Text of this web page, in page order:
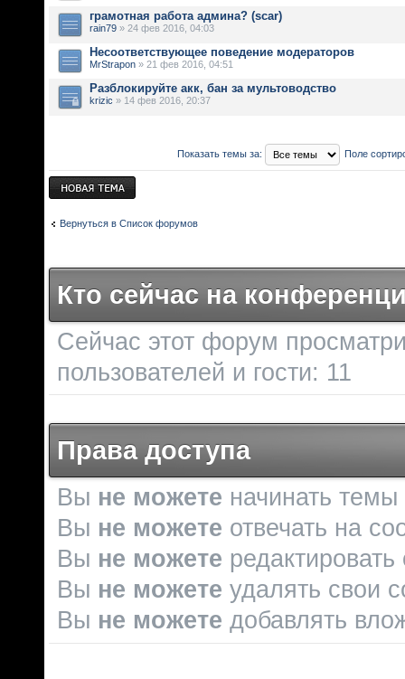
грамотная работа админа? (scar)
rain79 » 24 фев 2016, 04:03
Несоответствующее поведение модераторов
MrStrapon » 21 фев 2016, 04:51
Разблокируйте акк, бан за мультоводство
krizic » 14 фев 2016, 20:37
Показать темы за: Поле
Новая тема
Вернуться в Список форумов
Кто сейчас на
Сейчас этот форум
пользователей и гости: 11
Права доступа
Вы не можете начинать темы
Вы не можете отвечать на
Вы не можете
Вы не можете удалять свои
Вы не можете добавлять